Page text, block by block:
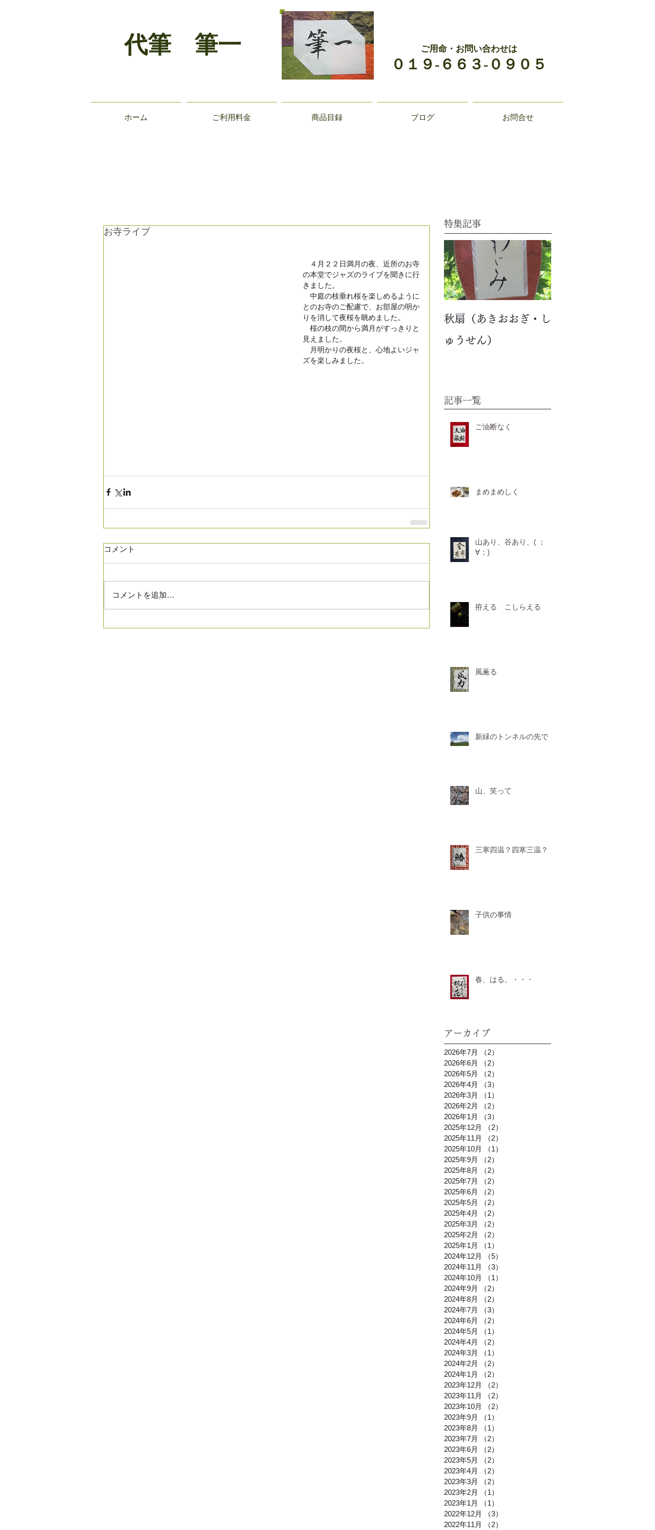
代筆 筆一 ご用命・お問い合わせは
０１９-６６３-０９０５
ホーム ご利用料金 商品目録 ブログ お問合せ
お寺ライブ
４月２２日満月の夜、近所のお寺
の本堂でジャズのライブを聞きに行
きました。
中庭の枝垂れ桜を楽しめるように
とのお寺のご配慮で、お部屋の明か
りを消して夜桜を眺めました。
桜の枝の間から満月がすっきりと
見えました。
月明かりの夜桜と、心地よいジャ
ズを楽しみました。
コメント
コメントを追加…
特集記事
秋扇（あきおおぎ・し
ゅうせん）
記事一覧
ご油断なく
まめまめしく
山あり、谷あり、( ；
∀；)
拵える こしらえる
風薫る
新緑のトンネルの先で
山、笑って
三寒四温？四寒三温？
子供の事情
春、はる、・・・
アーカイブ
2026年7月 （2）
2026年6月
（2）
2026年5月
（2）
2026年4月
（3）
2026年3月
（1）
2026年2月
（2）
2026年1月
（3）
2025年12月
（2）
2025年11月
（2）
2025年10月
（1）
2025年9月
（2）
2025年8月
（2）
2025年7月
（2）
2025年6月
（2）
2025年5月
（2）
2025年4月
（2）
2025年3月
（2）
2025年2月
（2）
2025年1月
（1）
2024年12月
（5）
2024年11月
（3）
2024年10月
（1）
2024年9月
（2）
2024年8月
（2）
2024年7月
（3）
2024年6月
（2）
2024年5月
（1）
2024年4月
（2）
2024年3月
（1）
2024年2月
（2）
2024年1月
（2）
2023年12月
（2）
2023年11月
（2）
2023年10月
（2）
2023年9月
（1）
2023年8月
（1）
2023年7月
（2）
2023年6月
（2）
2023年5月
（2）
2023年4月
（2）
2023年3月
（2）
2023年2月
（1）
2023年1月
（1）
2022年12月
（3）
2022年11月
（2）